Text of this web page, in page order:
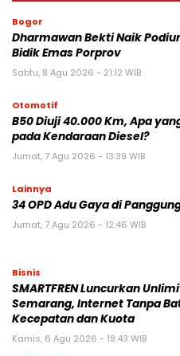
Bogor
Dharmawan Bekti Naik
Bidik Emas Porprov
Sabtu, 8 Agu 2026 - 21:12 WIB
Otomotif
B50 Diuji 40.000 Km, Apa
pada Kendaraan Diesel?
Jumat, 7 Agu 2026 - 13:39 WIB
Lainnya
34 OPD Adu Gaya di
Jumat, 7 Agu 2026 - 12:46 WIB
Bisnis
SMARTFREN Luncurkan
Semarang, Internet Tanpa
Kecepatan dan Kuota
Kamis, 6 Agu 2026 - 19:43 WIB